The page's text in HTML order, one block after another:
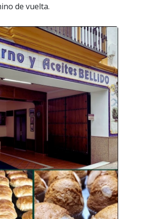
de vuelta.